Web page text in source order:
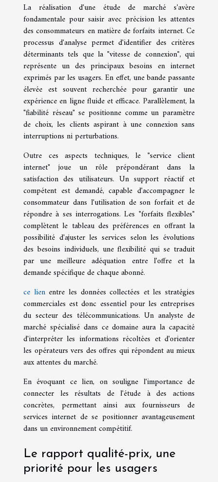
La réalisation d'une étude de marché s'avère
fondamentale pour saisir avec précision les attentes
des consommateurs en matière de forfaits internet. Ce
processus d'analyse permet d'identifier des critères
déterminants tels que la "vitesse de connexion", qui
représente un des principaux besoins en internet
exprimés par les usagers. En effet, une bande passante
élevée est souvent recherchée pour garantir une
expérience en ligne fluide et efficace. Parallèlement, la
"fiabilité réseau" se positionne comme un paramètre
de choix, les clients aspirant à une connexion sans
interruptions ni perturbations.
Outre ces aspects techniques, le "service client
internet" joue un rôle prépondérant dans la
satisfaction des utilisateurs. Un support réactif et
compétent est demandé, capable d'accompagner le
consommateur dans l'utilisation de son forfait et de
répondre à ses interrogations. Les "forfaits flexibles"
complètent le tableau des préférences en offrant la
possibilité d'ajuster les services selon les évolutions
des besoins individuels, une flexibilité qui se traduit
par une meilleure adéquation entre l'offre et la
demande spécifique de chaque abonné.
ce lienentre les données collectées et les stratégies
commerciales est donc essentiel pour les entreprises
du secteur des télécommunications. Un analyste de
marché spécialisé dans ce domaine aura la capacité
d'interpréter les informations récoltées et d'orienter
les opérateurs vers des offres qui répondent au mieux
aux attentes du marché.
En évoquant ce lien, on souligne l'importance de
connecter les résultats de l'étude à des actions
concrètes, permettant ainsi aux fournisseurs de
services internet de se positionner avantageusement
dans un environnement compétitif.
Le rapport qualité-prix, une
priorité pour les usagers